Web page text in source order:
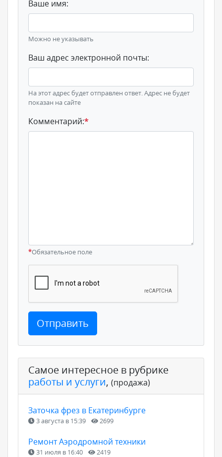
Ваше имя:
Можно не указывать
Ваш адрес электронной почты:
На этот адрес будет отправлен ответ. Адрес не будет
показан на сайте
Комментарий:*
*Обязательное поле
Отправить
Самое интересное в рубрике
работы и услуги, (продажа)
Заточка фрез в Екатеринбурге
3 августа в 15:39 2699
Ремонт Аэродромной техники
31 июля в 16:40 2419